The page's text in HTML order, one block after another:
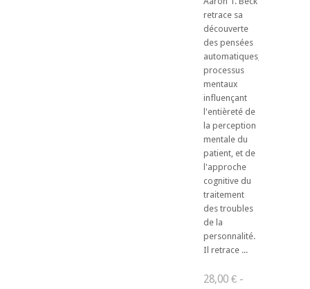
retrace sa
découverte
des pensées
automatiques,
processus
mentaux
influençant
l'entièreté de
la perception
mentale du
patient, et de
l'approche
cognitive du
traitement
des troubles
de la
personnalité.
Il retrace ...
28,00 € -